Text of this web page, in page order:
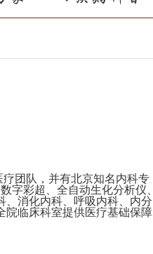
团队，并有北京知名内科专
彩超、全自动生化分析仪、
消化内科、呼吸内科、内分
院临床科室提供医疗基础保障